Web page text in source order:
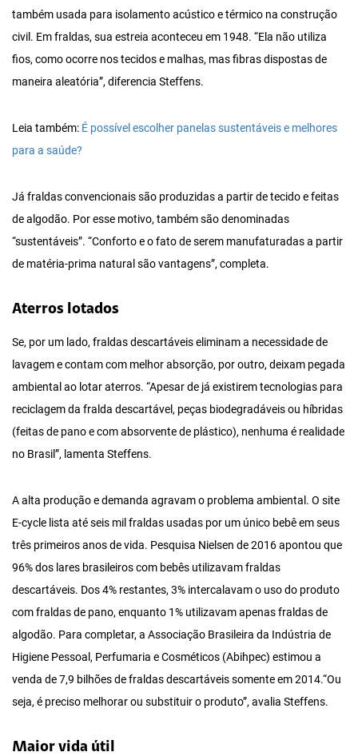
também usada para isolamento acústico e térmico na construção
civil. Em fraldas, sua estreia aconteceu em 1948. “Ela não utiliza
fios, como ocorre nos tecidos e malhas, mas fibras dispostas de
maneira aleatória”, diferencia Steffens.
Leia também: É possível escolher panelas sustentáveis e melhores
para a saúde?
Já fraldas convencionais são produzidas a partir de tecido e feitas
de algodão. Por esse motivo, também são denominadas
“sustentáveis”. “Conforto e o fato de serem manufaturadas a partir
de matéria-prima natural são vantagens”, completa.
Aterros lotados
Se, por um lado, fraldas descartáveis eliminam a necessidade de
lavagem e contam com melhor absorção, por outro, deixam pegada
ambiental ao lotar aterros. “Apesar de já existirem tecnologias para
reciclagem da fralda descartável, peças biodegradáveis ou híbridas
(feitas de pano e com absorvente de plástico), nenhuma é realidade
no Brasil”, lamenta Steffens.
A alta produção e demanda agravam o problema ambiental. O site
E-cycle lista até seis mil fraldas usadas por um único bebê em seus
três primeiros anos de vida. Pesquisa Nielsen de 2016 apontou que
96% dos lares brasileiros com bebês utilizavam fraldas
descartáveis. Dos 4% restantes, 3% intercalavam o uso do produto
com fraldas de pano, enquanto 1% utilizavam apenas fraldas de
algodão. Para completar, a Associação Brasileira da Indústria de
Higiene Pessoal, Perfumaria e Cosméticos (Abihpec) estimou a
venda de 7,9 bilhões de fraldas descartáveis somente em 2014.“Ou
seja, é preciso melhorar ou substituir o produto”, avalia Steffens.
Maior vida útil